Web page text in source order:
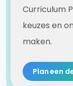
Curriculum
keuzes en
maken.
Plan een